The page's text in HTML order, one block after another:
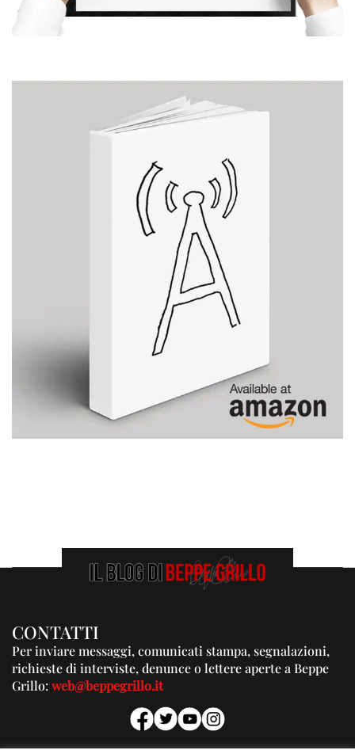
CONTATTI
Per inviare messaggi, comunicati stampa, segnalazioni,
richieste di interviste, denunce o lettere aperte a Beppe
Grillo:web@beppegrillo.it